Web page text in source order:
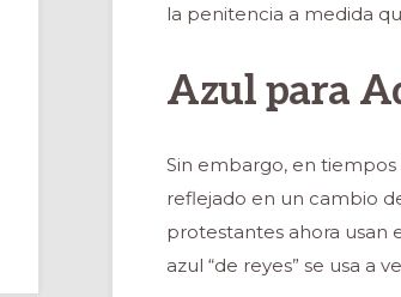
la penitencia a medida
Azul para
Sin embargo, en
reflejado en un cambio
protestantes ahora usan
azul “de reyes” se usa a